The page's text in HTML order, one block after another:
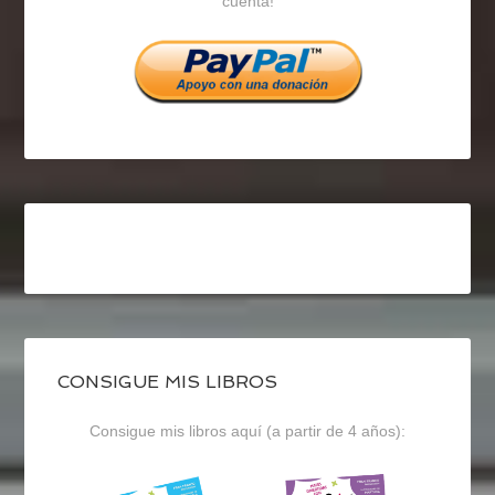
Facebook
Twitter
Instagram
CONSIGUE MIS LIBROS
Consigue mis libros aquí (a partir de 4 años):